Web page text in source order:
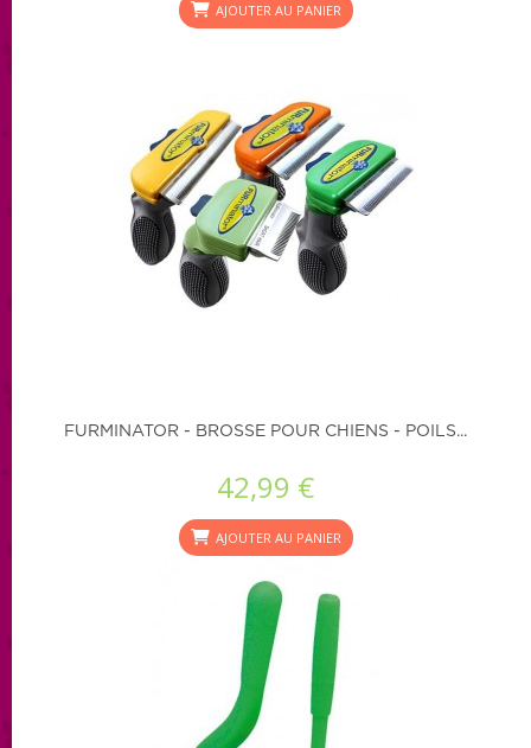
AJOUTER AU PANIER
FURMINATOR - BROSSE POUR CHIENS - POILS...
42,99 €
AJOUTER AU PANIER